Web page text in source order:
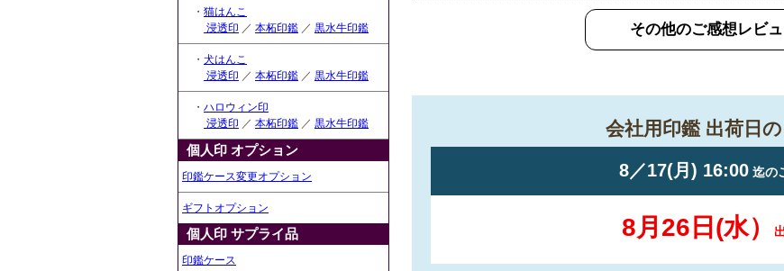
・ 猫はんこ
浸透印 ／ 本柘印鑑 ／ 黒水牛印鑑
・ 犬はんこ
浸透印 ／ 本柘印鑑 ／ 黒水牛印鑑
・ ハロウィン印
浸透印 ／ 本柘印鑑 ／ 黒水牛印鑑
個人印 オプション
印鑑ケース変更オプション
ギフトオプション
個人印 サプライ品
印鑑ケース
その他のご感想レビ
会社用印鑑 出荷日